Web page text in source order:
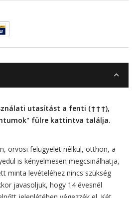
utasítást a fenti (↑↑↑),
fülre kattintva találja.
orvosi felügyelet nélkül, otthon, a
is kényelmesen megcsinálhatja,
minta levételéhez nincs szükség
javasoljuk, hogy 14 évesnél